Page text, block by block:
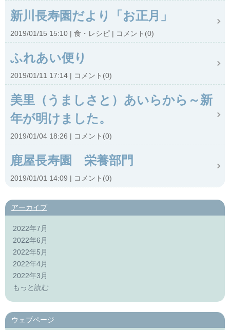
新川長寿園だより「お正月」
2019/01/15 15:10 食・レシピ コメント(0)
ふれあい便り
2019/01/11 17:14 コメント(0)
美里（うましさと）あいらから～新
年が明けました。
2019/01/04 18:26 コメント(0)
鹿屋長寿園 栄養部門
2019/01/01 14:09 コメント(0)
アーカイブ
2022年7月
2022年6月
2022年5月
2022年4月
2022年3月
もっと読む
ウェブページ